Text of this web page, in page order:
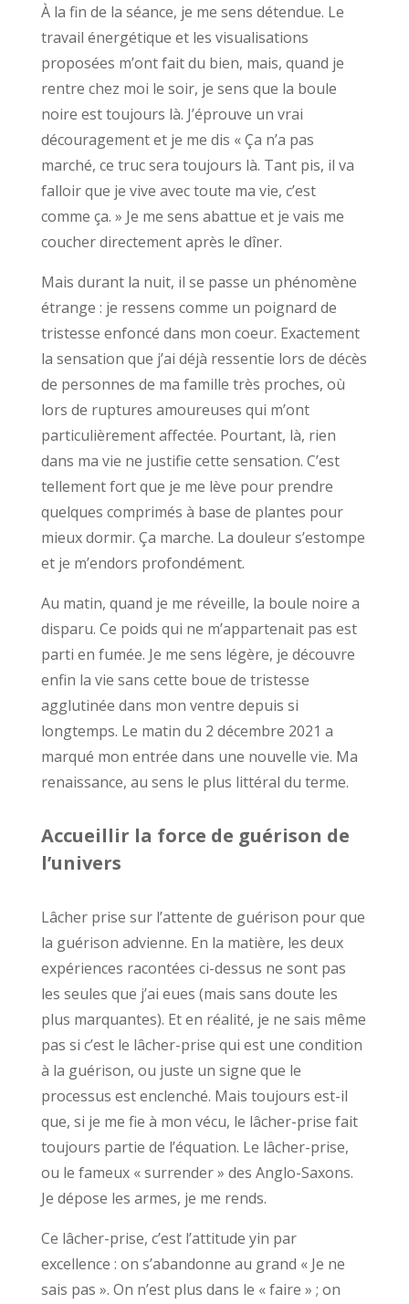
À la fin de la séance, je me sens détendue. Le
travail énergétique et les visualisations
proposées m’ont fait du bien, mais, quand je
rentre chez moi le soir, je sens que la boule
noire est toujours là. J’éprouve un vrai
découragement et je me dis « Ça n’a pas
marché, ce truc sera toujours là. Tant pis, il va
falloir que je vive avec toute ma vie, c’est
comme ça. » Je me sens abattue et je vais me
coucher directement après le dîner.
Mais durant la nuit, il se passe un phénomène
étrange : je ressens comme un poignard de
tristesse enfoncé dans mon coeur. Exactement
la sensation que j’ai déjà ressentie lors de décès
de personnes de ma famille très proches, où
lors de ruptures amoureuses qui m’ont
particulièrement affectée. Pourtant, là, rien
dans ma vie ne justifie cette sensation. C’est
tellement fort que je me lève pour prendre
quelques comprimés à base de plantes pour
mieux dormir. Ça marche. La douleur s’estompe
et je m’endors profondément.
Au matin, quand je me réveille, la boule noire a
disparu. Ce poids qui ne m’appartenait pas est
parti en fumée. Je me sens légère, je découvre
enfin la vie sans cette boue de tristesse
agglutinée dans mon ventre depuis si
longtemps. Le matin du 2 décembre 2021 a
marqué mon entrée dans une nouvelle vie. Ma
renaissance, au sens le plus littéral du terme.
Accueillir la force de guérison de
l’univers
Lâcher prise sur l’attente de guérison pour que
la guérison advienne. En la matière, les deux
expériences racontées ci-dessus ne sont pas
les seules que j’ai eues (mais sans doute les
plus marquantes). Et en réalité, je ne sais même
pas si c’est le lâcher-prise qui est une condition
à la guérison, ou juste un signe que le
processus est enclenché. Mais toujours est-il
que, si je me fie à mon vécu, le lâcher-prise fait
toujours partie de l’équation. Le lâcher-prise,
ou le fameux « surrender » des Anglo-Saxons.
Je dépose les armes, je me rends.
Ce lâcher-prise, c’est l’attitude yin par
excellence : on s’abandonne au grand « Je ne
sais pas ». On n’est plus dans le « faire » ; on